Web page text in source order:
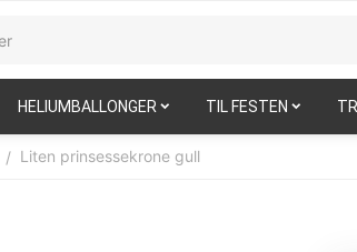
HELIUMBALLONGER TIL FESTEN
/ Liten prinsessekrone gull